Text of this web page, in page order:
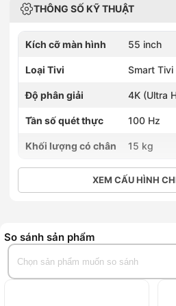
THÔNG SỐ KỸ THUẬT
Kích cỡ màn hình 55 inch
Loại Tivi Smart Tivi
Độ phân giải 4K (Ultra
Tần số quét thực 100 Hz
Khối lượng có chân 15 kg
XEM CẤU HÌNH
So sánh sản phẩm